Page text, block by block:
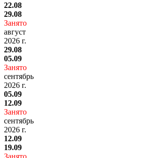
22.08
29.08
Занято
август
2026 г.
29.08
05.09
Занято
сентябрь
2026 г.
05.09
12.09
Занято
сентябрь
2026 г.
12.09
19.09